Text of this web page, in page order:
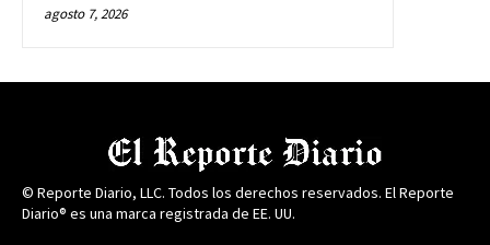
agosto 7, 2026
© Reporte Diario, LLC. Todos los derechos reservados. El Reporte
Diario® es una marca registrada de EE. UU.